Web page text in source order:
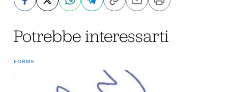
Potrebbe interessarti
FORME